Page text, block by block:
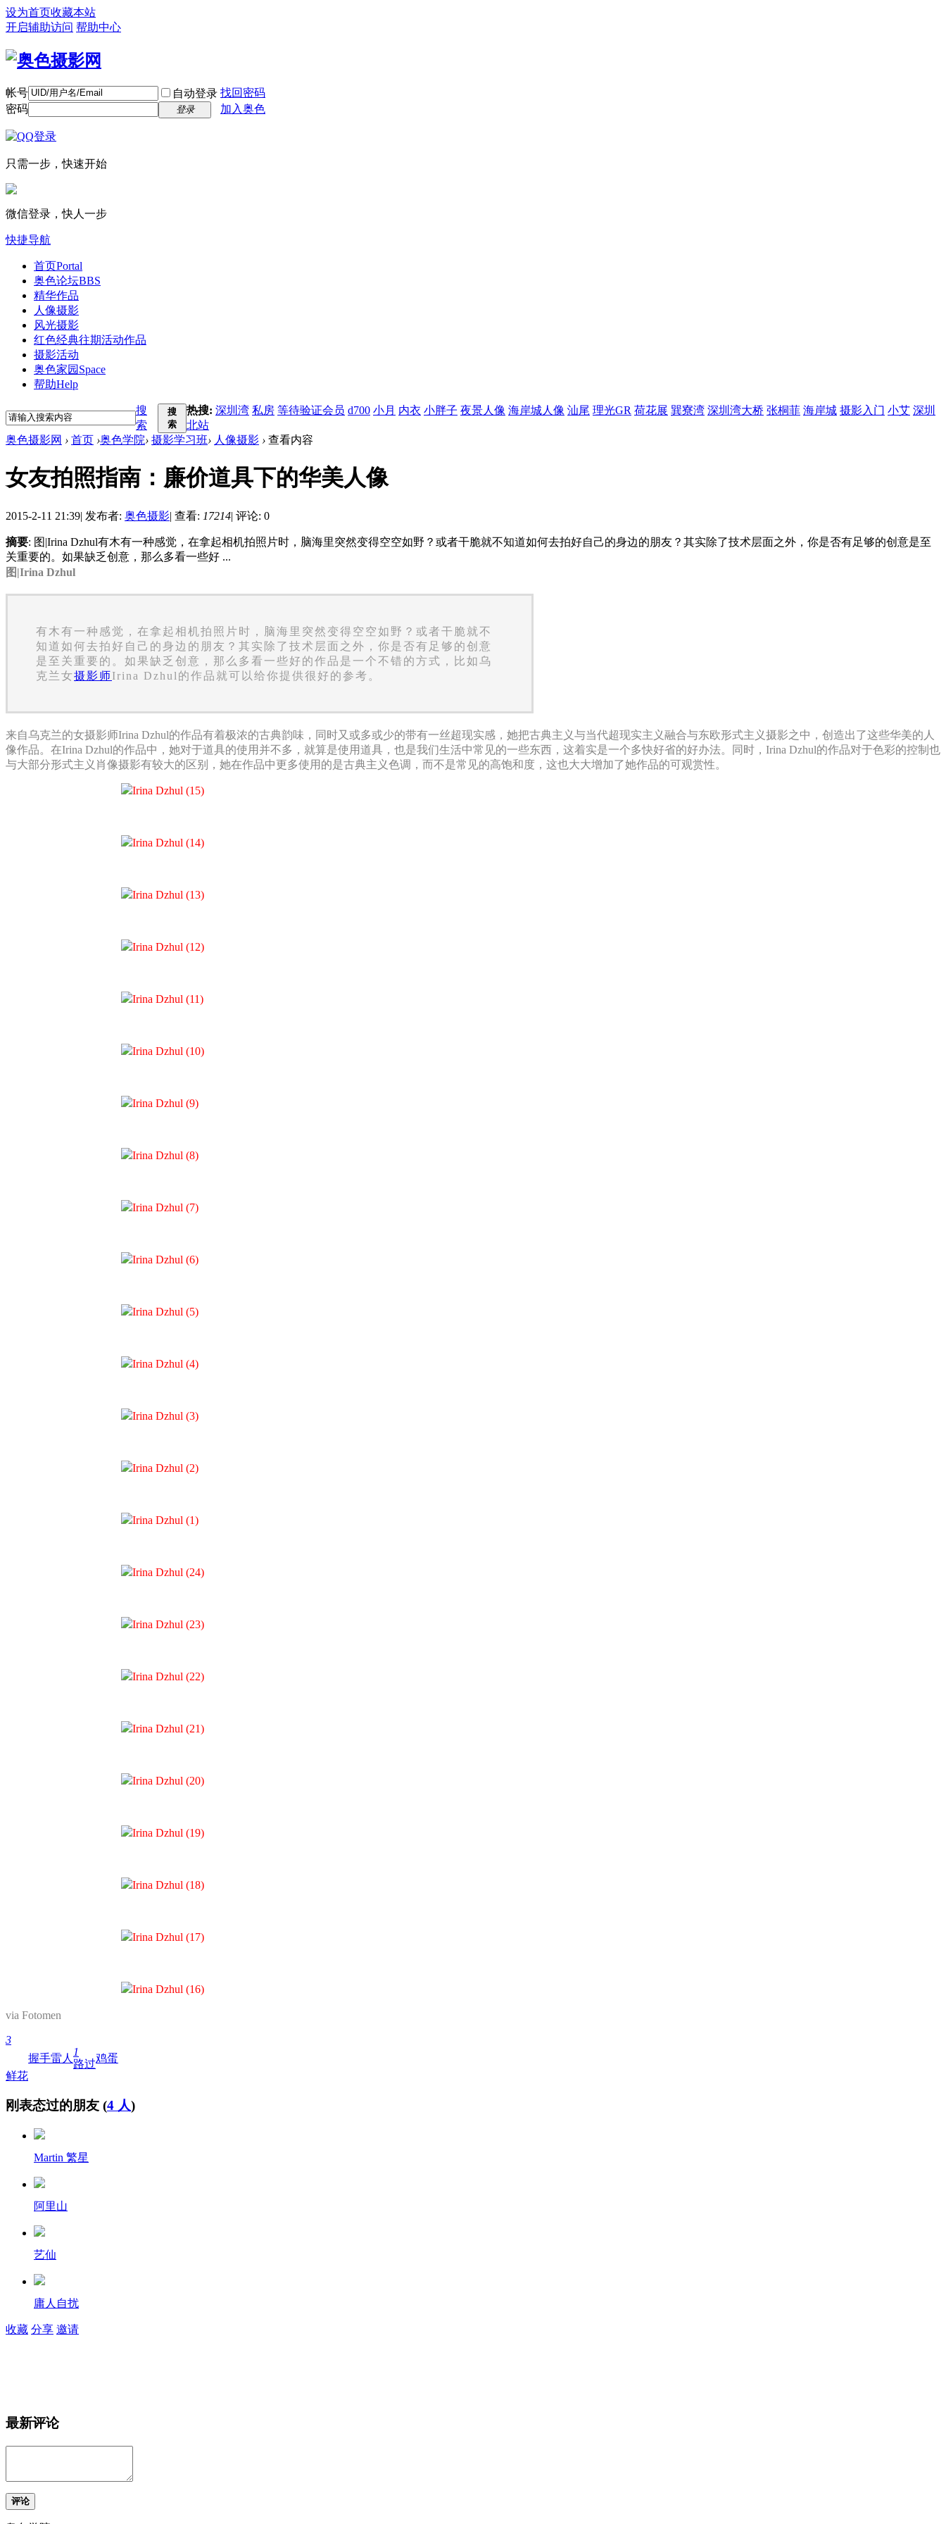
设为首页收藏本站
开启辅助访问 帮助中心
帐号 自动登录 找回密码
密码
登录 加入奥色
只需一步，快速开始
微信登录，快人一步
快捷导航
首页Portal
奥色论坛BBS
精华作品
人像摄影
风光摄影
红色经典往期活动作品
摄影活动
奥色家园 Space
帮助Help
搜
索
搜
索
热搜: 深圳湾 私房 等待验证会员 d700 小月 内衣 小胖子 夜景人像 海岸城人像 汕尾 理光GR 荷花展 巽寮湾 深圳湾大桥 张桐菲 海岸城 摄影入门 小艾 深圳
北站
奥色摄影网 › 首页 ›奥色学院› 摄影学习班› 人像摄影 › 查看内容
女友拍照指南：廉价道具下的华美人像
2015-2-11 21:39| 发布者: 奥色摄影| 查看: 17214| 评论: 0
摘要: 图|Irina Dzhul有木有一种感觉，在拿起相机拍照片时，脑海里突然变得空空如野？或者干脆就不知道如何去拍好自己的身边的朋友？其实除了技术层面之外，你是否有足够的创意是至
关重要的。如果缺乏创意，那么多看一些好 ...
图|Irina Dzhul
有木有一种感觉，在拿起相机拍照片时，脑海里突然变得空空如野？或者干脆就不
知道如何去拍好自己的身边的朋友？其实除了技术层面之外，你是否有足够的创意
是至关重要的。如果缺乏创意，那么多看一些好的作品是一个不错的方式，比如乌
克兰女摄影师Irina Dzhul的作品就可以给你提供很好的参考。
来自乌克兰的女摄影师Irina Dzhul的作品有着极浓的古典韵味，同时又或多或少的带有一丝超现实感，她把古典主义与当代超现实主义融合与东欧形式主义摄影之中，创造出了这些华美的人
像作品。在Irina Dzhul的作品中，她对于道具的使用并不多，就算是使用道具，也是我们生活中常见的一些东西，这着实是一个多快好省的好办法。同时，Irina Dzhul的作品对于色彩的控制也
与大部分形式主义肖像摄影有较大的区别，她在作品中更多使用的是古典主义色调，而不是常见的高饱和度，这也大大增加了她作品的可观赏性。
via Fotomen
3
鲜花
握手雷人
1
路过鸡蛋
刚表态过的朋友 (4 人)
Martin 繁星
阿里山
艺仙
庸人自扰
收藏 分享 邀请
最新评论
评论